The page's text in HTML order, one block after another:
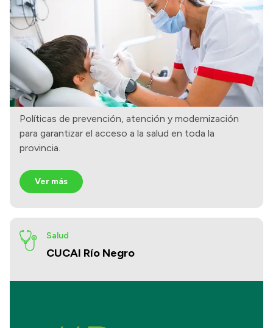
Políticas de prevención, atención y modernización
para garantizar el acceso a la salud en toda la
provincia.
Ver más
CUCAI Río Negro
Salud